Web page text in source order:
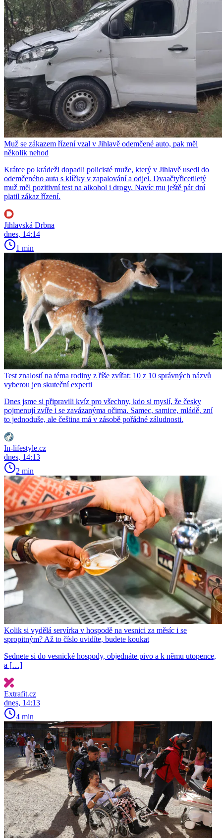
Muž se zákazem řízení vzal v Jihlavě odemčené auto, pak měl
několik nehod
Krátce po krádeži dopadli policisté muže, který v Jihlavě usedl do
odemčeného auta s klíčky v zapalování a odjel. Dvaačtyřicetiletý
muž měl pozitivní test na alkohol i drogy. Navíc mu ještě pár dní
platil zákaz řízení.
Jihlavská Drbna
dnes, 14:14
1 min
Test znalostí na téma rodiny z říše zvířat: 10 z 10 správných názvů
vyberou jen skuteční experti
Dnes jsme si připravili kvíz pro všechny, kdo si myslí, že česky
pojmenují zvíře i se zavázanýma očima. Samec, samice, mládě, zní
to jednoduše, ale čeština má v zásobě pořádné záludnosti.
In-lifestyle.cz
dnes, 14:13
2 min
Kolik si vydělá servírka v hospodě na vesnici za měsíc i se
spropitným? Až to číslo uvidíte, budete koukat
Sednete si do vesnické hospody, objednáte pivo a k němu utopence,
a […]
Extrafit.cz
dnes, 14:13
4 min